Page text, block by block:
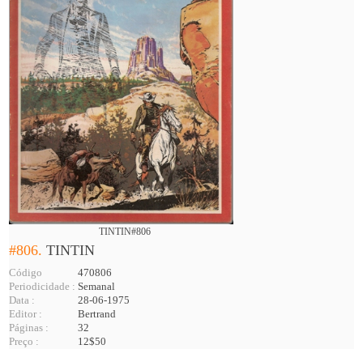
TINTIN#806
#806.TINTIN
Código
470806
Periodicidade : Semanal
Data :
28-06-1975
Editor :
Bertrand
Páginas :
32
Preço :
12$50